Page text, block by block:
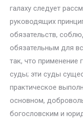
галаху следует
руководящих
обязательств,
обязательным для
так, что применение
суды; эти суды
практическое
основном,
богословским и